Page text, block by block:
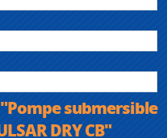
submersible
DRY CB"